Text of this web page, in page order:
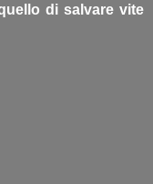
di salvare vite